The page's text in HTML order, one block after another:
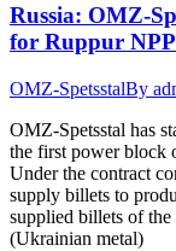
Russia: OMZ-
for Ruppur NPP
OMZ-SpetsstalBy
OMZ-Spetsstal has
the first power block
Under the contract
supply billets to
supplied billets of
(Ukrainian metal)